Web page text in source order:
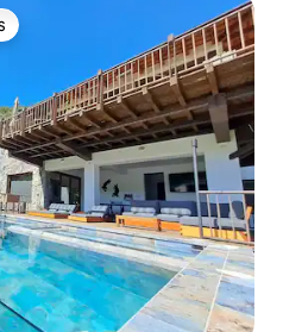
plus appréciés